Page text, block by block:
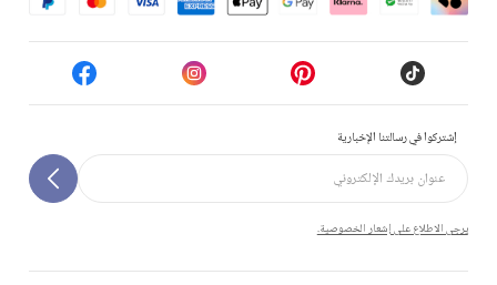
إشتركوا في رسالتنا الإخبارية
يرجى الاطلاع على إشعار الخصوصية.